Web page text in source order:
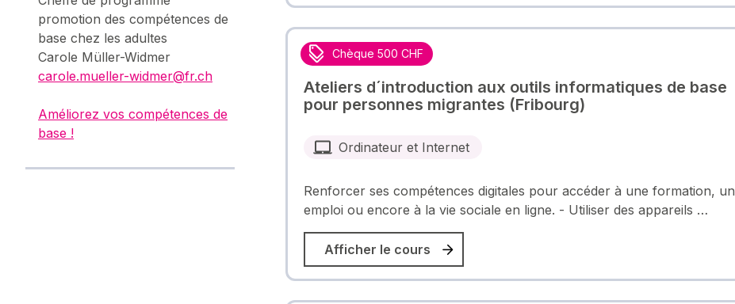
promotion des compétences de
base chez les adultes
Carole Müller-Widmer
carole.mueller-widmer@fr.ch
Améliorez vos compétences de
base !
Chèque 500 CHF
Ateliers d´introduction aux outils informatiques de base
pour personnes migrantes (Fribourg)
Ordinateur et Internet
Renforcer ses compétences digitales pour accéder à une formation, un
emploi ou encore à la vie sociale en ligne. - Utiliser des appareils …
Afficher le cours